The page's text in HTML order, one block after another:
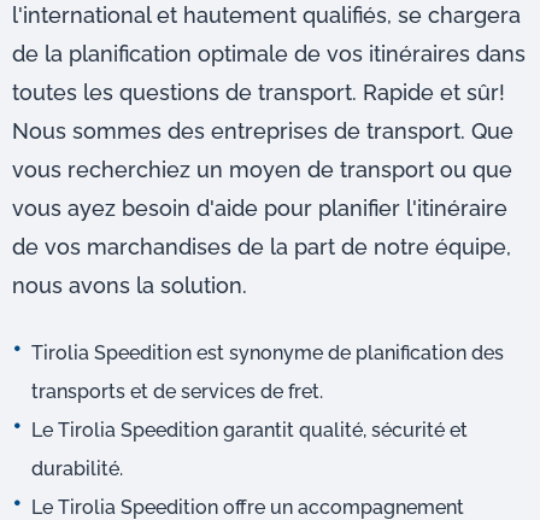
l'international et hautement qualifiés, se chargera
de la planification optimale de vos itinéraires dans
toutes les questions de transport. Rapide et sûr!
Nous sommes des entreprises de transport. Que
vous recherchiez un moyen de transport ou que
vous ayez besoin d'aide pour planifier l'itinéraire
de vos marchandises de la part de notre équipe,
nous avons la solution.
Tirolia Speedition est synonyme de planification des
transports et de services de fret.
Le Tirolia Speedition garantit qualité, sécurité et
durabilité.
Le Tirolia Speedition offre un accompagnement